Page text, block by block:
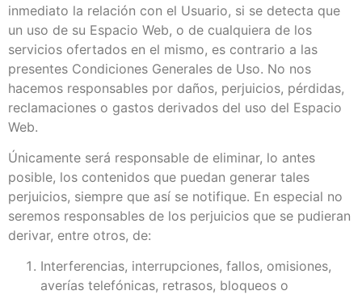
inmediato la relación con el Usuario, si se detecta que
un uso de su Espacio Web, o de cualquiera de los
servicios ofertados en el mismo, es contrario a las
presentes Condiciones Generales de Uso. No nos
hacemos responsables por daños, perjuicios, pérdidas,
reclamaciones o gastos derivados del uso del Espacio
Web.
Únicamente será responsable de eliminar, lo antes
posible, los contenidos que puedan generar tales
perjuicios, siempre que así se notifique. En especial no
seremos responsables de los perjuicios que se pudieran
derivar, entre otros, de:
Interferencias, interrupciones, fallos, omisiones,
averías telefónicas, retrasos, bloqueos o